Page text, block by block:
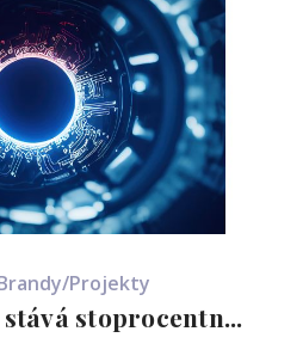
Projekty
stoprocentn...